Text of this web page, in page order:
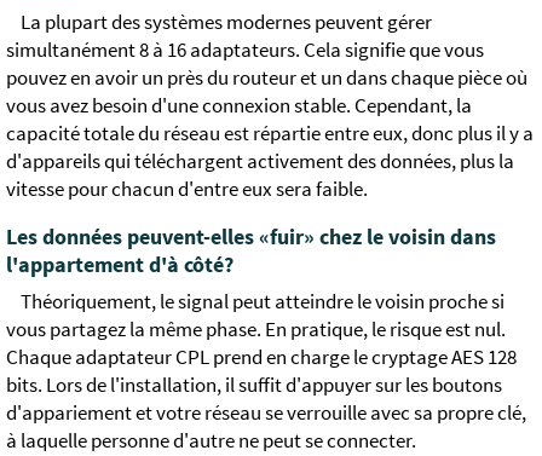
La plupart des systèmes modernes peuvent gérer
simultanément 8 à 16 adaptateurs. Cela signifie que vous
pouvez en avoir un près du routeur et un dans chaque pièce où
vous avez besoin d'une connexion stable. Cependant, la
capacité totale du réseau est répartie entre eux, donc plus il y a
d'appareils qui téléchargent activement des données, plus la
vitesse pour chacun d'entre eux sera faible.
Les données peuvent-elles «fuir» chez le voisin dans
l'appartement d'à côté?
Théoriquement, le signal peut atteindre le voisin proche si
vous partagez la même phase. En pratique, le risque est nul.
Chaque adaptateur CPL prend en charge le cryptage AES 128
bits. Lors de l'installation, il suffit d'appuyer sur les boutons
d'appariement et votre réseau se verrouille avec sa propre clé,
à laquelle personne d'autre ne peut se connecter.